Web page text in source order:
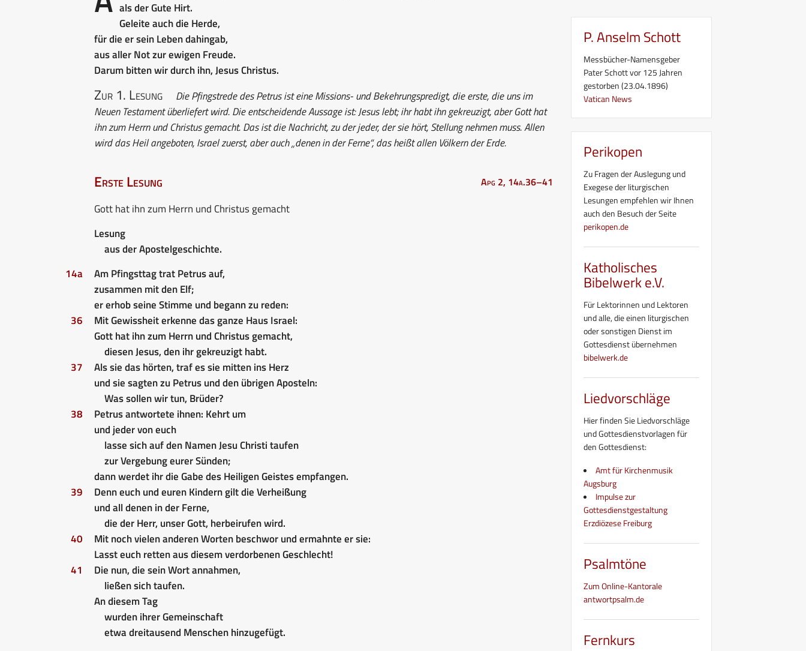
als der Gute Hirt.
Geleite auch die Herde,
für die er sein Leben dahingab,
aus aller Not zur ewigen Freude.
Darum bitten wir durch ihn, Jesus Christus.
Zur 1. Lesung
Die Pfingstrede des Petrus ist eine Missions- und Bekehrungspredigt, die erste, die uns im
Neuen Testament überliefert wird. Die entscheidende Aussage ist: Jesus lebt; ihr habt ihn gekreuzigt, aber Gott hat
ihn zum Herrn und Christus gemacht. Das ist die Nachricht, zu der jeder, der sie hört, Stellung nehmen muss. Allen
wird das Heil angeboten, Israel zuerst, aber auch „denen in der Ferne“, das heißt allen Völkern der Erde.
Erste Lesung Apg 2, 14a.36–41
Gott hat ihn zum Herrn und Christus gemacht
Lesung
aus der Apostelgeschichte.
14a
Am Pfingsttag trat Petrus auf,
zusammen mit den Elf;
er erhob seine Stimme und begann zu reden:
36
Mit Gewissheit erkenne das ganze Haus Israel:
Gott hat ihn zum Herrn und Christus gemacht,
diesen Jesus, den ihr gekreuzigt habt.
37
Als sie das hörten, traf es sie mitten ins Herz
und sie sagten zu Petrus und den übrigen Aposteln:
Was sollen wir tun, Brüder?
38
Petrus antwortete ihnen: Kehrt um
und jeder von euch
lasse sich auf den Namen Jesu Christi taufen
zur Vergebung eurer Sünden;
dann werdet ihr die Gabe des Heiligen Geistes empfangen.
39
Denn euch und euren Kindern gilt die Verheißung
und all denen in der Ferne,
die der Herr, unser Gott, herbeirufen wird.
40
Mit noch vielen anderen Worten beschwor und ermahnte er sie:
Lasst euch retten aus diesem verdorbenen Geschlecht!
41
Die nun, die sein Wort annahmen,
ließen sich taufen.
An diesem Tag
wurden ihrer Gemeinschaft
etwa dreitausend Menschen hinzugefügt.
P. Anselm Schott
Messbücher-Namensgeber
Pater Schott vor 125 Jahren
gestorben (23.04.1896)
Vatican News
Perikopen
Zu Fragen der Auslegung und
Exegese der liturgischen
Lesungen empfehlen wir Ihnen
auch den Besuch der Seite
perikopen.de
Katholisches
Bibelwerk e.V.
Für Lektorinnen und Lektoren
und alle, die einen liturgischen
oder sonstigen Dienst im
Gottesdienst übernehmen
bibelwerk.de
Liedvorschläge
Hier finden Sie Liedvorschläge
und Gottesdienstvorlagen für
den Gottesdienst:
Amt für Kirchenmusik
Augsburg
Impulse zur
Gottesdienstgestaltung
Erzdiözese Freiburg
Psalmtöne
Zum Online-Kantorale
antwortpsalm.de
Fernkurs